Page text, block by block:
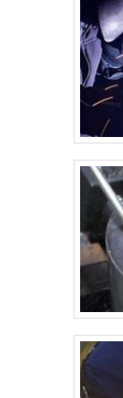
do tipo de silo. Silos
material armazenado. 6. Instalação de Componentes
Após a montagem
auxiliares são instalados,
carregamento/
ao interior do silo para
ventilação e
monitoramento:
material, entre
desempenho do silo durante o
acesso: Para
7. Testes de
cliente, o silo passa
em conformidade com o
soldagem: Para
de pressão para
estrutura, soldas e acabamentos.